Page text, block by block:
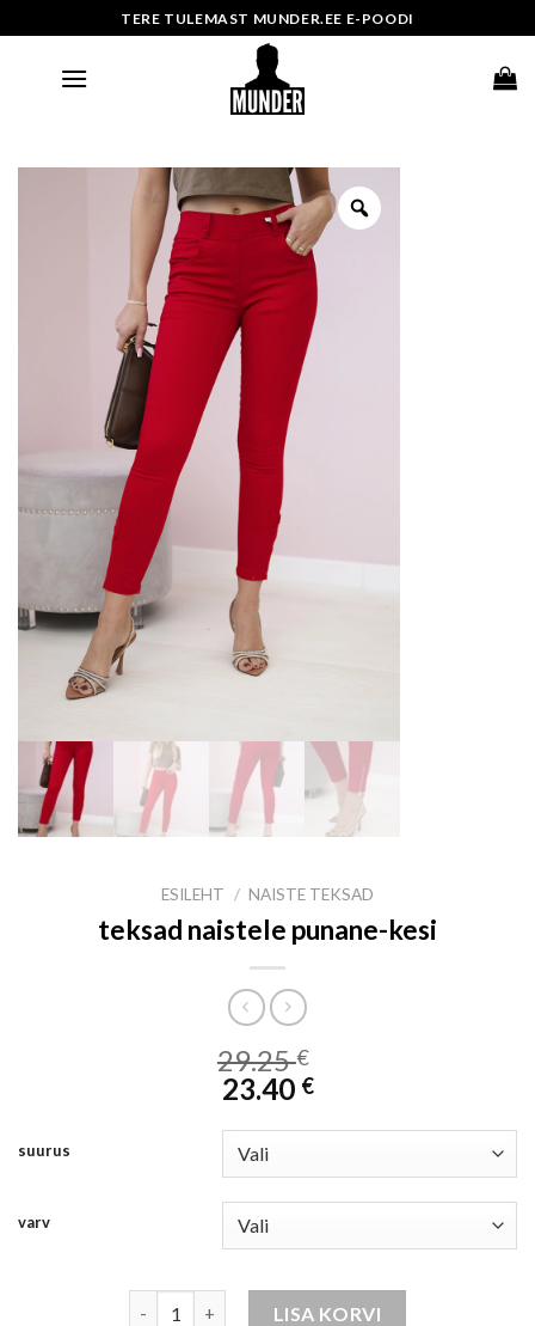
to
TERE TULEMAST MUNDER.EE E-POODI
ESILEHT / NAISTE TEKSAD
teksad naistele punane-kesi
29.25€
23.40 €
suurus
varv
LISA KORVI